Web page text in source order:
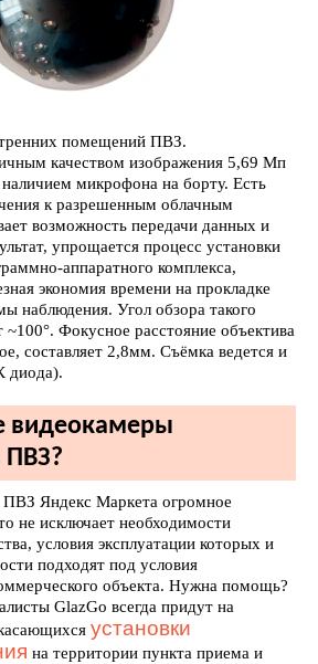
помещений ПВЗ.
качеством изображения 5,69 Мп
микрофона на борту. Есть
к разрешенным облачным
возможность передачи данных и
упрощается процесс установки
аппаратного комплекса,
экономия времени на прокладке
наблюдения. Угол обзора такого
~100°. Фокусное расстояние объектива
составляет 2,8мм. Съёмка ведется и
диода).
видеокамеры
ПВЗ?
ПВЗ Яндекс Маркета огромное
не исключает необходимости
условия эксплуатации которых и
подходят под условия
объекта. Нужна помощь?
GlazGo всегда придут на
установки
на территории пункта приема и